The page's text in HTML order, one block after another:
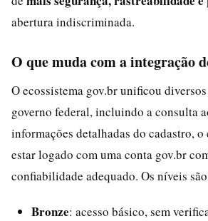
abertura indiscriminada.
O que muda com a integração
O ecossistema gov.br unificou
governo federal, incluindo a consulta
informações detalhadas do cadastro,
estar logado com uma conta gov.br
confiabilidade adequado. Os níveis
Bronze: acesso básico, sem